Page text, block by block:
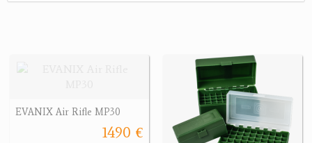
EVANIX Air Rifle MP30
1490 €